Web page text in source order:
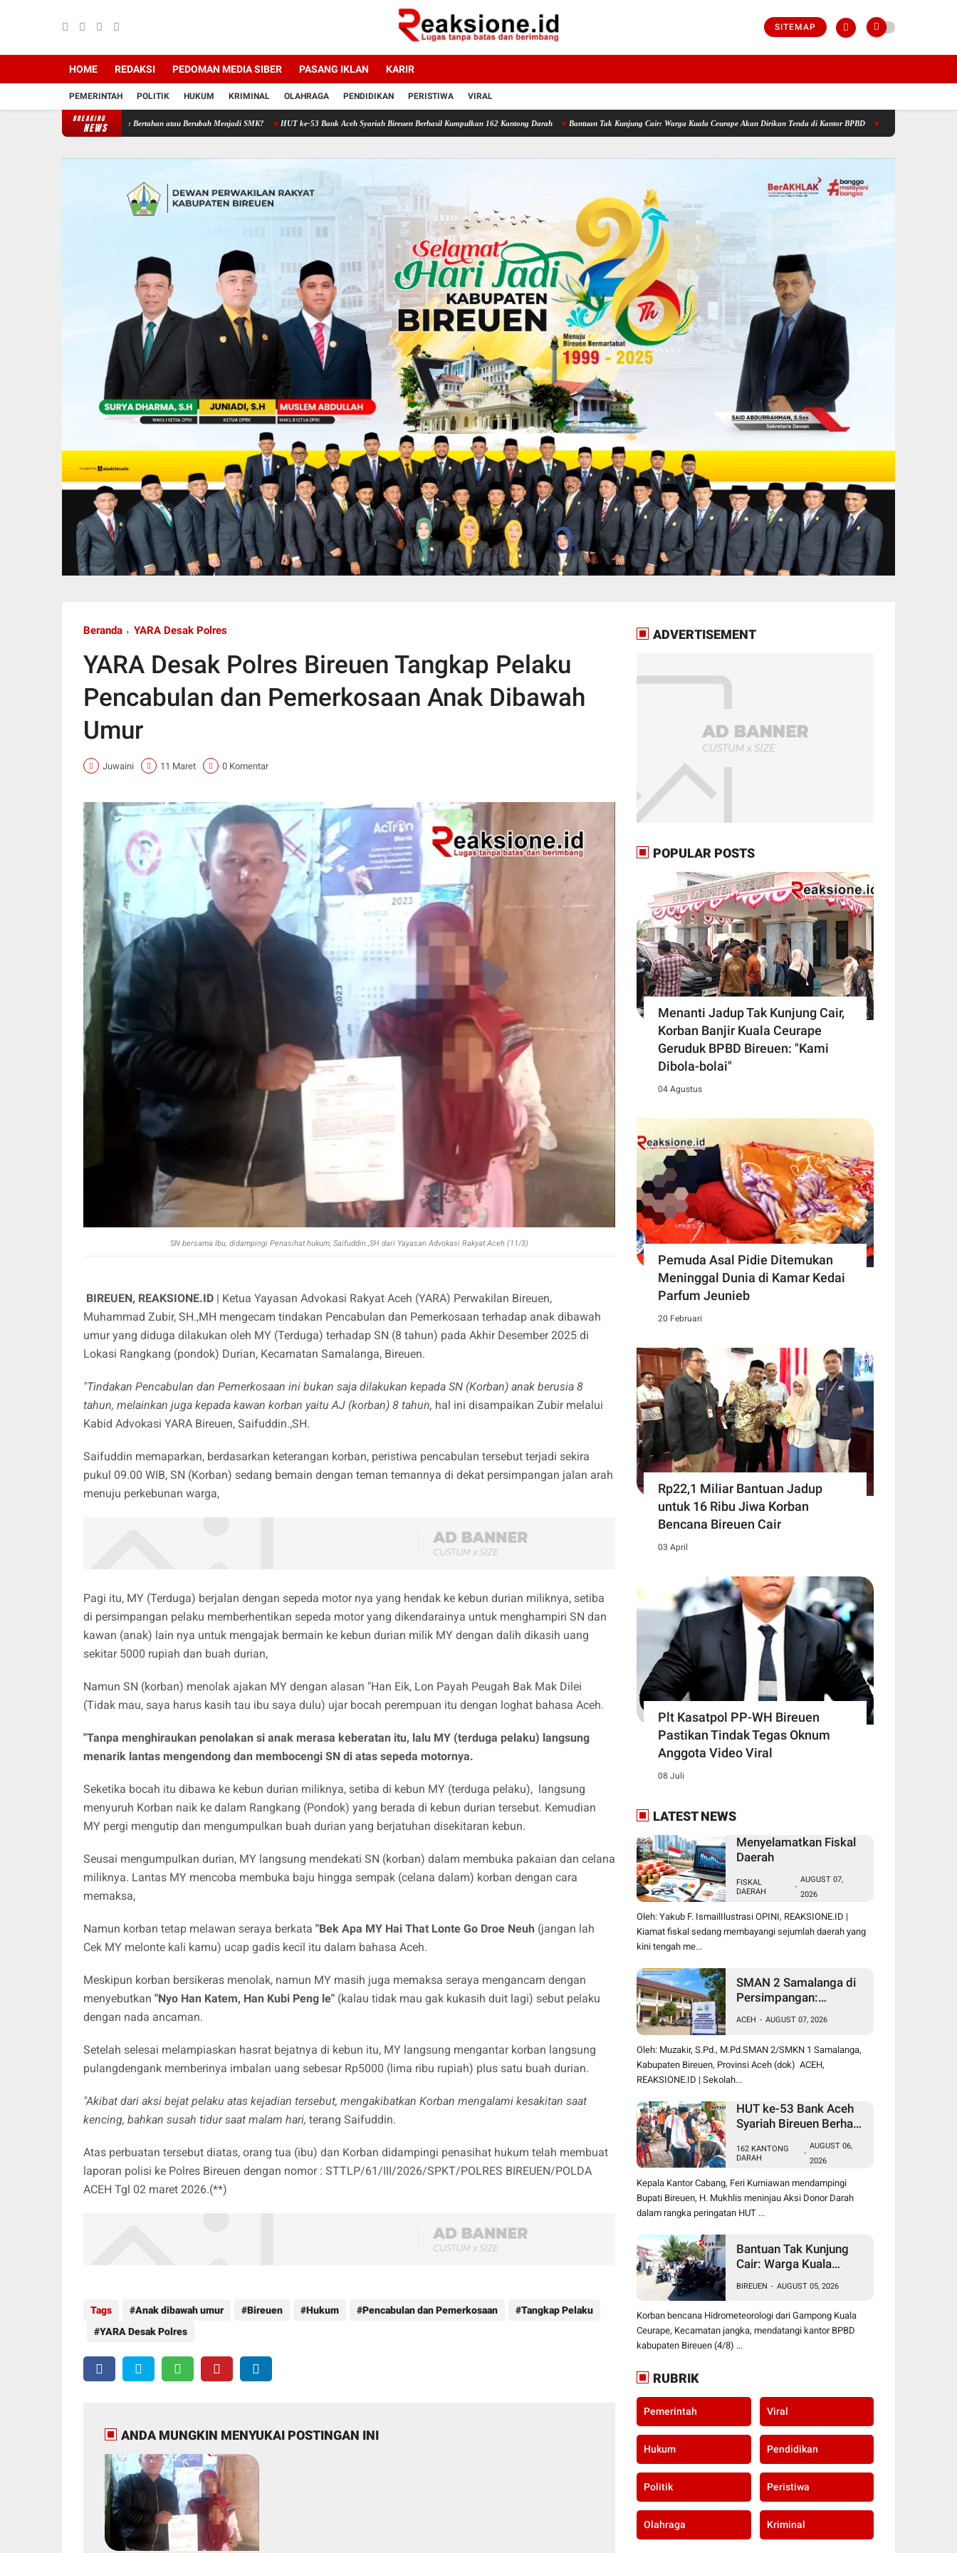
SITEMAP
HOME REDAKSI PEDOMAN MEDIA SIBER PASANG IKLAN KARIR
PEMERINTAH POLITIK HUKUM KRIMINAL OLAHRAGA PENDIDIKAN PERISTIWA VIRAL
BREAKING
NEWS
di Persimpangan: Bertahan atau Berubah Menjadi SMK? HUT ke-53 Bank Aceh Syariah Bireuen Berhasil Kumpulkan 162 Kantong Darah Bantuan Tak Kunjung Cair: Warga Kuala Ceurape Akan Dirikan Tenda di Kantor BPBD Menanti Jadup Tak Kunjung Cair,
Beranda YARA Desak Polres
YARA Desak Polres Bireuen Tangkap Pelaku
Pencabulan dan Pemerkosaan Anak Dibawah
Umur
Juwaini 11 Maret 0 Komentar
SN bersama Ibu, didampingi Penasihat hukum, Saifuddin.,SH dari Yayasan Advokasi Rakyat Aceh (11/3)
BIREUEN, REAKSIONE.ID | Ketua Yayasan Advokasi Rakyat Aceh (YARA) Perwakilan Bireuen,
Muhammad Zubir, SH.,MH mengecam tindakan Pencabulan dan Pemerkosaan terhadap anak dibawah
umur yang diduga dilakukan oleh MY (Terduga) terhadap SN (8 tahun) pada Akhir Desember 2025 di
Lokasi Rangkang (pondok) Durian, Kecamatan Samalanga, Bireuen.
"Tindakan Pencabulan dan Pemerkosaan ini bukan saja dilakukan kepada SN (Korban) anak berusia 8
tahun, melainkan juga kepada kawan korban yaitu AJ (korban) 8 tahun, hal ini disampaikan Zubir melalui
Kabid Advokasi YARA Bireuen, Saifuddin.,SH.
Saifuddin memaparkan, berdasarkan keterangan korban, peristiwa pencabulan tersebut terjadi sekira
pukul 09.00 WIB, SN (Korban) sedang bemain dengan teman temannya di dekat persimpangan jalan arah
menuju perkebunan warga,
Pagi itu, MY (Terduga) berjalan dengan sepeda motor nya yang hendak ke kebun durian miliknya, setiba
di persimpangan pelaku memberhentikan sepeda motor yang dikendarainya untuk menghampiri SN dan
kawan (anak) lain nya untuk mengajak bermain ke kebun durian milik MY dengan dalih dikasih uang
sekitar 5000 rupiah dan buah durian,
Namun SN (korban) menolak ajakan MY dengan alasan "Han Eik, Lon Payah Peugah Bak Mak Dilei
(Tidak mau, saya harus kasih tau ibu saya dulu) ujar bocah perempuan itu dengan loghat bahasa Aceh.
"Tanpa menghiraukan penolakan si anak merasa keberatan itu, lalu MY (terduga pelaku) langsung
menarik lantas mengendong dan membocengi SN di atas sepeda motornya.
Seketika bocah itu dibawa ke kebun durian miliknya, setiba di kebun MY (terduga pelaku), langsung
menyuruh Korban naik ke dalam Rangkang (Pondok) yang berada di kebun durian tersebut. Kemudian
MY pergi mengutip dan mengumpulkan buah durian yang berjatuhan disekitaran kebun.
Seusai mengumpulkan durian, MY langsung mendekati SN (korban) dalam membuka pakaian dan celana
miliknya. Lantas MY mencoba membuka baju hingga sempak (celana dalam) korban dengan cara
memaksa,
Namun korban tetap melawan seraya berkata "Bek Apa MY Hai That Lonte Go Droe Neuh (jangan lah
Cek MY melonte kali kamu) ucap gadis kecil itu dalam bahasa Aceh.
Meskipun korban bersikeras menolak, namun MY masih juga memaksa seraya mengancam dengan
menyebutkan "Nyo Han Katem, Han Kubi Peng le" (kalau tidak mau gak kukasih duit lagi) sebut pelaku
dengan nada ancaman.
Setelah selesai melampiaskan hasrat bejatnya di kebun itu, MY langsung mengantar korban langsung
pulangdengank memberinya imbalan uang sebesar Rp5000 (lima ribu rupiah) plus satu buah durian.
"Akibat dari aksi bejat pelaku atas kejadian tersebut, mengakibatkan Korban mengalami kesakitan saat
kencing, bahkan susah tidur saat malam hari, terang Saifuddin.
Atas perbuatan tersebut diatas, orang tua (ibu) dan Korban didampingi penasihat hukum telah membuat
laporan polisi ke Polres Bireuen dengan nomor : STTLP/61/III/2026/SPKT/POLRES BIREUEN/POLDA
ACEH Tgl 02 maret 2026.(**)
Tags Anak dibawah umur Bireuen Hukum Pencabulan dan Pemerkosaan
Tangkap Pelaku
YARA Desak Polres
ANDA MUNGKIN MENYUKAI POSTINGAN INI
ADVERTISEMENT
POPULAR POSTS
Menanti Jadup Tak Kunjung Cair,
Korban Banjir Kuala Ceurape
Geruduk BPBD Bireuen: "Kami
Dibola-bolai"
04 Agustus
Pemuda Asal Pidie Ditemukan
Meninggal Dunia di Kamar Kedai
Parfum Jeunieb
20 Februari
Rp22,1 Miliar Bantuan Jadup
untuk 16 Ribu Jiwa Korban
Bencana Bireuen Cair
03 April
Plt Kasatpol PP-WH Bireuen
Pastikan Tindak Tegas Oknum
Anggota Video Viral
08 Juli
LATEST NEWS
Menyelamatkan Fiskal
Daerah
FISKAL
DAERAH
-
AUGUST 07,
2026
Oleh: Yakub F. IsmailIlustrasi OPINI, REAKSIONE.ID |
Kiamat fiskal sedang membayangi sejumlah daerah yang
kini tengah me...
SMAN 2 Samalanga di
Persimpangan:
Menjadi SMK?
ACEH - AUGUST 07, 2026
Oleh: Muzakir, S.Pd., M.Pd.SMAN 2/SMKN 1 Samalanga,
Kabupaten Bireuen, Provinsi Aceh (dok) ACEH,
REAKSIONE.ID | Sekolah...
HUT ke-53 Bank Aceh
Syariah Bireuen Berhasil
Kantong Darah
162 KANTONG
DARAH
-
AUGUST 06,
2026
Kepala Kantor Cabang, Feri Kurniawan mendampingi
Bupati Bireuen, H. Mukhlis meninjau Aksi Donor Darah
dalam rangka peringatan HUT ...
Bantuan Tak Kunjung
Cair: Warga Kuala
Tenda di Kantor BPBD
BIREUEN - AUGUST 05, 2026
Korban bencana Hidrometeorologi dari Gampong Kuala
Ceurape, Kecamatan jangka, mendatangi kantor BPBD
kabupaten Bireuen (4/8) ...
RUBRIK
Pemerintah Viral
Hukum Pendidikan
Politik Peristiwa
Olahraga Kriminal